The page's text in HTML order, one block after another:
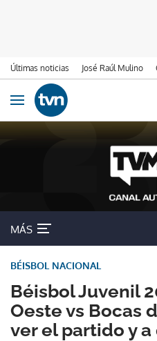
Últimas noticias José Raúl Mulino
Ir al contenido
Obrir navegació
MÁS
Béisbol Juvenil
Oeste vs Bocas
ver el partido y a
BÉISBOL NACIONAL